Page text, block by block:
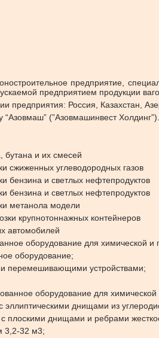
предприятие,
предприятием продукции
предприятия: Россия, Казахстан,
(”Азовмашинвест Холдинг”).
бутана и их смесей
сжиженных углеводородных газов
бензина и светлых нефтепродуктов
бензина и светлых нефтепродуктов
метанола модели
крупнотоннажных контейнеров
автомобилей
оборудование для химической
оборудование;
перемешивающими устройствами;
оборудование для
эллиптическими днищами из
плоскими днищами и ребрами
3,2-32 м3;